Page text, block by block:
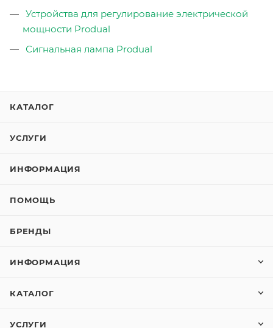
Устройства для регулирование электрической
мощности Produal
Сигнальная лампа Produal
КАТАЛОГ
УСЛУГИ
ИНФОРМАЦИЯ
ПОМОЩЬ
БРЕНДЫ
ИНФОРМАЦИЯ
КАТАЛОГ
УСЛУГИ